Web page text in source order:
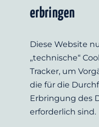
erbringen
Diese Website
„technische“
Tracker, um
die für die
Erbringung des
erforderlich sind.